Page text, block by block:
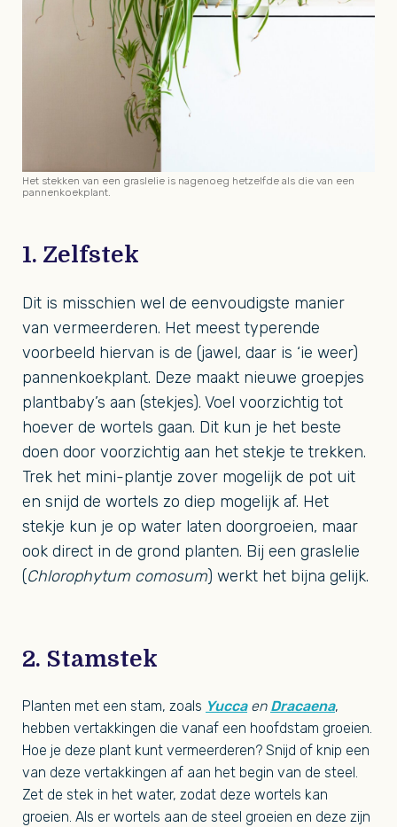
1. Zelfstek
Dit is misschien wel de eenvoudigste manier
van vermeerderen. Het meest typerende
voorbeeld hiervan is de (jawel, daar is ‘ie weer)
pannenkoekplant. Deze maakt nieuwe groepjes
plantbaby’s aan (stekjes). Voel voorzichtig tot
hoever de wortels gaan. Dit kun je het beste
doen door voorzichtig aan het stekje te trekken.
Trek het mini-plantje zover mogelijk de pot uit
en snijd de wortels zo diep mogelijk af. Het
stekje kun je op water laten doorgroeien, maar
ook direct in de grond planten. Bij een graslelie
(Chlorophytum comosum) werkt het bijna gelijk.
Het stekken van een graslelie is nagenoeg hetzelfde als die van een
pannenkoekplant.
2. Stamstek
Planten met een stam, zoals Yuccaen Dracaena,
hebben vertakkingen die vanaf een hoofdstam groeien.
Hoe je deze plant kunt vermeerderen? Snijd of knip een
van deze vertakkingen af aan het begin van de steel.
Zet de stek in het water, zodat deze wortels kan
groeien. Als er wortels aan de steel groeien en deze zijn